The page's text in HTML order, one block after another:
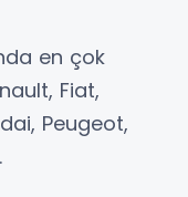
en çok
Fiat,
Peugeot,